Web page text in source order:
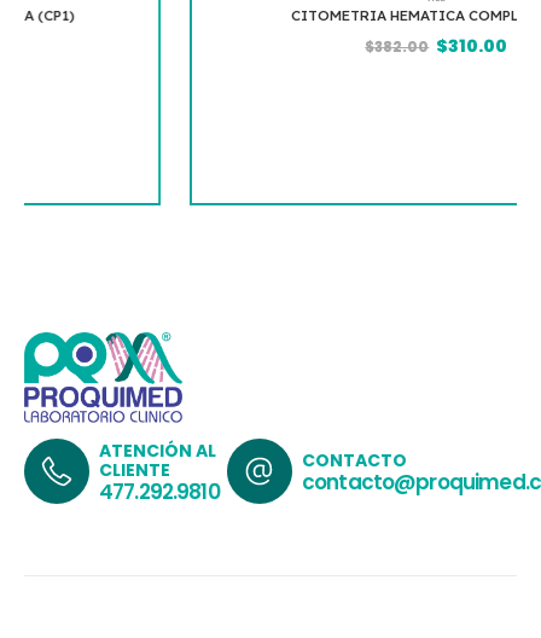
CITOMETRIA HEMATICA COMPLETA (BH)
ATENCIÓN AL
CLIENTE
477.292.9810
CONTACTO